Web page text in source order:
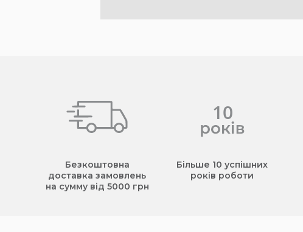
Безкоштовна
доставка замовлень
на сумму від 5000 грн
Більше 10 успішних
років роботи